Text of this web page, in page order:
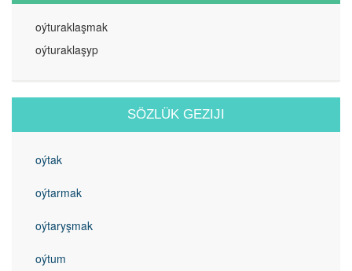
oýturaklaşmak
oýturaklaşyp
SÖZLÜK GEZIJI
oýtak
oýtarmak
oýtaryşmak
oýtum